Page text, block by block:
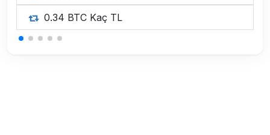
0.34 BTC Kaç TL